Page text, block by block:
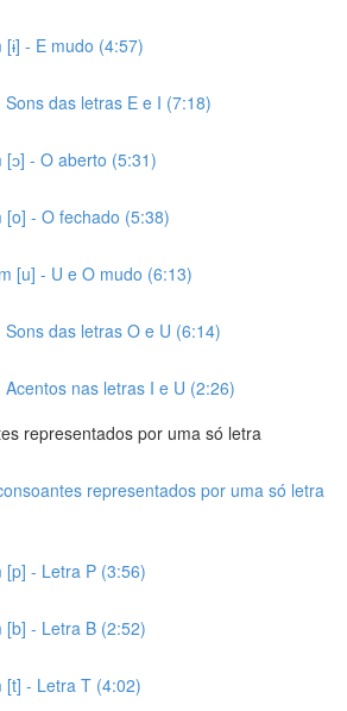
- E mudo (4:57)
Sons das letras E e I (7:18)
[ɔ] - O aberto (5:31)
[o] - O fechado (5:38)
[u] - U e O mudo (6:13)
Sons das letras O e U (6:14)
Acentos nas letras I e U (2:26)
representados por uma só letra
representados por uma só letra
[p] - Letra P (3:56)
[b] - Letra B (2:52)
[t] - Letra T (4:02)